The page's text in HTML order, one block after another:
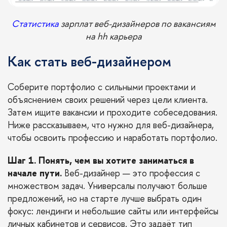
Статистиказарплат веб-дизайнеров по вакансиям
на hh карьера
Как стать веб-дизайнером
Соберите портфолио с сильными проектами и
объяснением своих решений через цели клиента.
Затем ищите вакансии и проходите собеседования.
Ниже рассказываем, что нужно для веб-дизайнера,
чтобы освоить профессию и наработать портфолио.
Шаг 1. Понять, чем вы хотите заниматься в
начале пути. Веб-дизайнер — это профессия с
множеством задач. Универсалы получают больше
предложений, но на старте лучше выбрать один
фокус: лендинги и небольшие сайты или интерфейсы
личных кабинетов и сервисов. Это задаёт тип